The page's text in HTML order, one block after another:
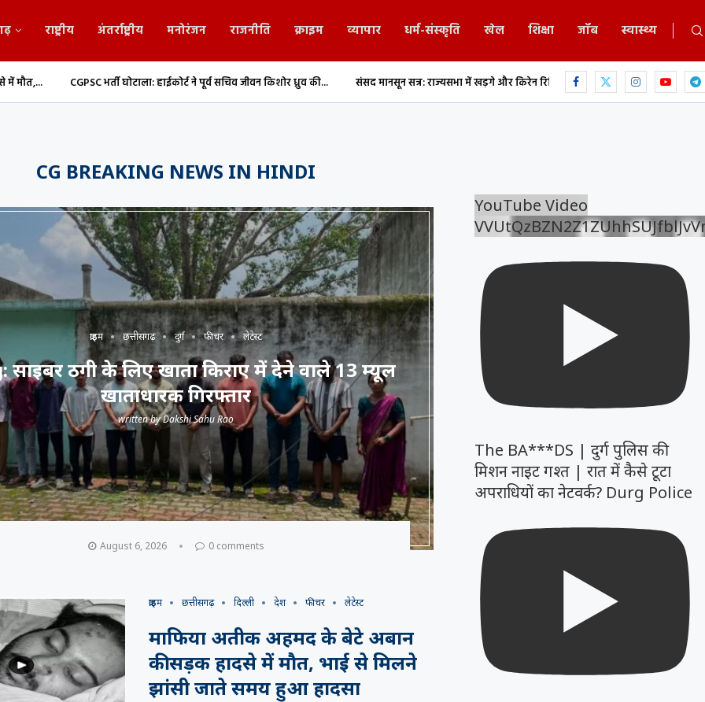
राष्ट्रीय अंतर्राष्ट्रीय मनोरंजन राजनीति क्राइम व्यापार धर्म-संस्कृति खेल शिक्षा जॉब स्वास्थ्य
घोटाला: हाईकोर्ट ने पूर्व सचिव जीवन किशोर ध्रुव की... संसद मानसून सत्र: राज्यसभा में खड़गे और किरेन रिजिजू के बीच... एकलव्य स्कूल में 9 वीं के छात्र ने फांसी लगाकर
CG BREAKING NEWS IN HINDI
क्राइम छत्तीसगढ़ दुर्ग फीचर लेटेस्ट
साइबर ठगी के लिए खाता किराए में देने वाले 13 म्यूल
खाताधारक गिरफ्तार
written byDakshi Sahu Rao
August 6, 2026 0 comments
क्राइम छत्तीसगढ़ दिल्ली देश फीचर लेटेस्ट
माफिया अतीक अहमद के बेटे अबान
की सड़क हादसे में मौत, भाई से मिलने
झांसी जाते समय हुआ हादसा
YouTube Video
The BA***DS | दुर्ग पुलिस की
मिशन नाइट गश्त | रात में कैसे टूटा
अपराधियों का नेटवर्क? Durg Police